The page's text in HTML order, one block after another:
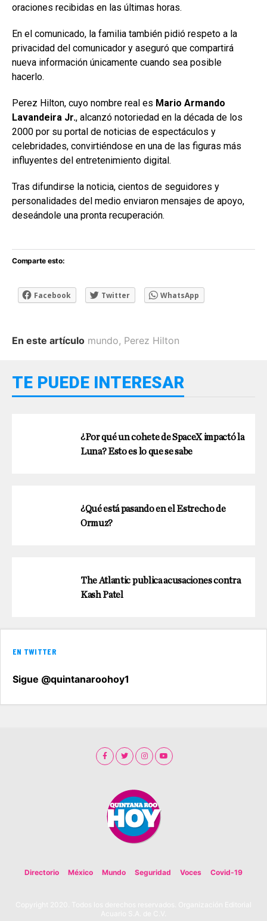
oraciones recibidas en las últimas horas.
En el comunicado, la familia también pidió respeto a la
privacidad del comunicador y aseguró que compartirá
nueva información únicamente cuando sea posible
hacerlo.
Perez Hilton, cuyo nombre real es Mario Armando
Lavandeira Jr., alcanzó notoriedad en la década de los
2000 por su portal de noticias de espectáculos y
celebridades, convirtiéndose en una de las figuras más
influyentes del entretenimiento digital.
Tras difundirse la noticia, cientos de seguidores y
personalidades del medio enviaron mensajes de apoyo,
deseándole una pronta recuperación.
Comparte esto:
Facebook Twitter WhatsApp
En este artículo mundo, Perez Hilton
TE PUEDE INTERESAR
¿Por qué un cohete de SpaceX impactó la
Luna? Esto es lo que se sabe
¿Qué está pasando en el Estrecho de
Ormuz?
The Atlantic publica acusaciones contra
Kash Patel
EN TWITTER
Sigue @quintanaroohoy1
Directorio México Mundo Seguridad Voces Covid-19